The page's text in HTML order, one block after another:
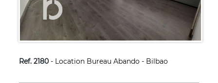
Ref. 2180- Location Bureau Abando - Bilbao